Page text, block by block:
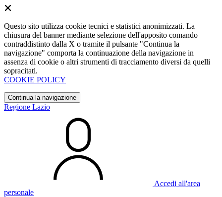
Questo sito utilizza cookie tecnici e statistici anonimizzati. La
chiusura del banner mediante selezione dell'apposito comando
contraddistinto dalla X o tramite il pulsante "Continua la
navigazione" comporta la continuazione della navigazione in
assenza di cookie o altri strumenti di tracciamento diversi da quelli
sopracitati.
COOKIE POLICY
Continua la navigazione
Regione Lazio
Accedi all'area
personale